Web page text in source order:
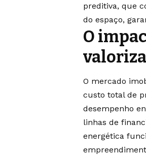
preditiva, que
do espaço,
O
O mercado
custo total de
desempenho
linhas de
energética